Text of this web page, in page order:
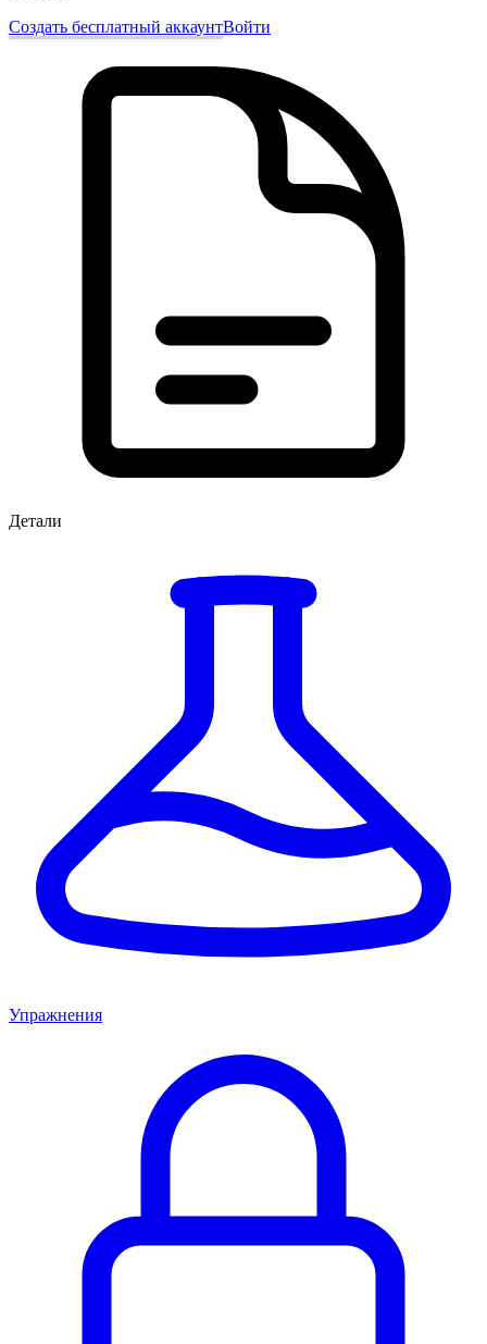
Создать бесплатный аккаунтВойти
Детали
Упражнения